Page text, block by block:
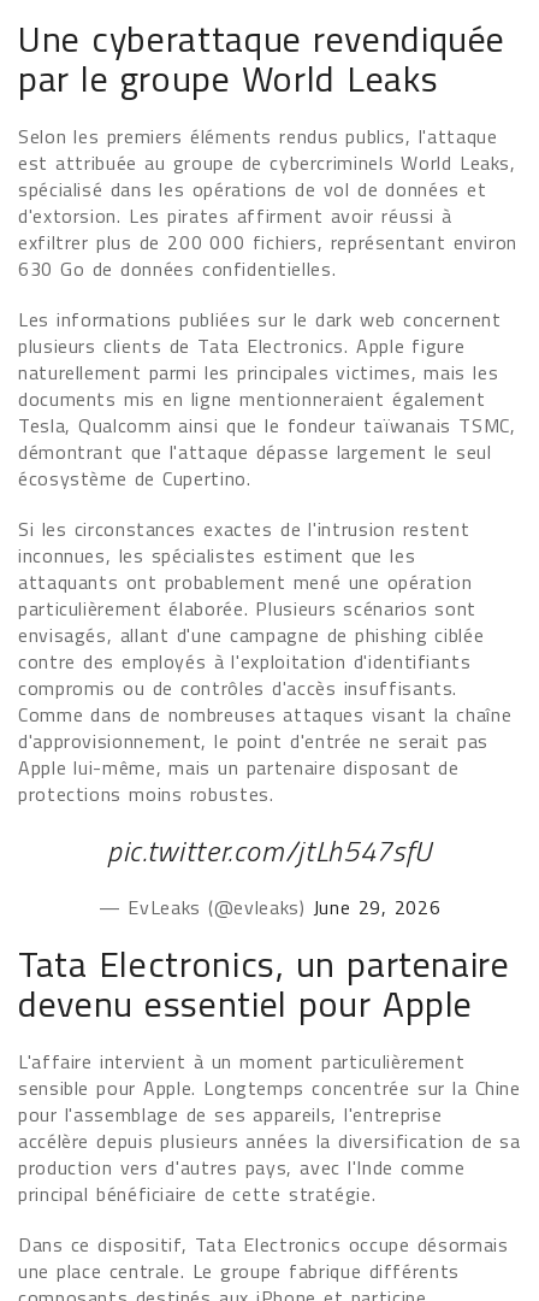
Une cyberattaque revendiquée
par le groupe World Leaks
Selon les premiers éléments rendus publics, l'attaque
est attribuée au groupe de cybercriminels World Leaks,
spécialisé dans les opérations de vol de données et
d'extorsion. Les pirates affirment avoir réussi à
exfiltrer plus de 200 000 fichiers, représentant environ
630 Go de données confidentielles.
Les informations publiées sur le dark web concernent
plusieurs clients de Tata Electronics. Apple figure
naturellement parmi les principales victimes, mais les
documents mis en ligne mentionneraient également
Tesla, Qualcomm ainsi que le fondeur taïwanais TSMC,
démontrant que l'attaque dépasse largement le seul
écosystème de Cupertino.
Si les circonstances exactes de l'intrusion restent
inconnues, les spécialistes estiment que les
attaquants ont probablement mené une opération
particulièrement élaborée. Plusieurs scénarios sont
envisagés, allant d'une campagne de phishing ciblée
contre des employés à l'exploitation d'identifiants
compromis ou de contrôles d'accès insuffisants.
Comme dans de nombreuses attaques visant la chaîne
d'approvisionnement, le point d'entrée ne serait pas
Apple lui-même, mais un partenaire disposant de
protections moins robustes.
pic.twitter.com/jtLh547sfU
— EvLeaks (@evleaks) June 29, 2026
Tata Electronics, un partenaire
devenu essentiel pour Apple
L'affaire intervient à un moment particulièrement
sensible pour Apple. Longtemps concentrée sur la Chine
pour l'assemblage de ses appareils, l'entreprise
accélère depuis plusieurs années la diversification de sa
production vers d'autres pays, avec l'Inde comme
principal bénéficiaire de cette stratégie.
Dans ce dispositif, Tata Electronics occupe désormais
une place centrale. Le groupe fabrique différents